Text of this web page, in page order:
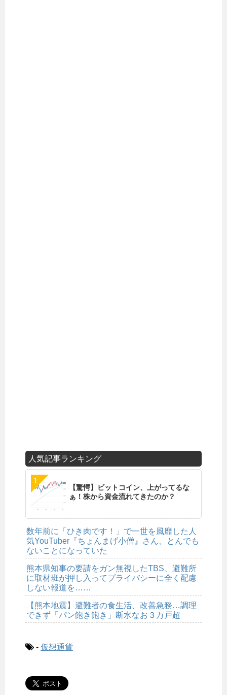
人気記事ランキング
【驚愕】ビットコイン、上がってるな
ぁ！株から資金流れてきたのか？
数年前に「ひき肉です！」で一世を風靡した人
気YouTuber『ちょんまげ小僧』さん、とんでも
ないことになっていた
熊本県知事の要請をガン無視したTBS、避難所
に取材班が押し入ってプライバシーに全く配慮
しない報道を……
【熊本地震】避難者の食生活、改善急務…調理
できず「パン飽き飽き」断水なお３万戸超
- 仮想通貨